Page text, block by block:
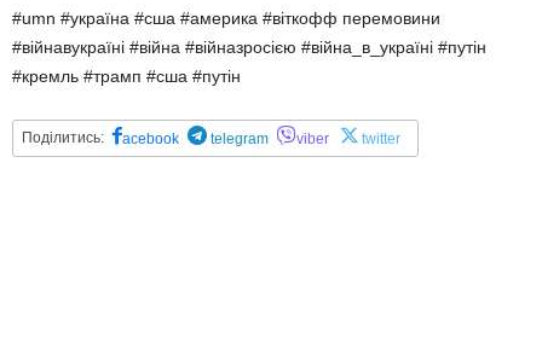
#umn #україна #сша #америка #віткофф перемовини
#війнавукраїні #війна #війназросією #війна_в_україні #путін
#кремль #трамп #сша #путін
Поділитись: acebook telegram viber twitter